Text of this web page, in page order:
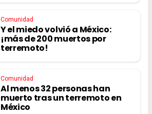
Comunidad
Y el miedo volvió a México:
¡más de 200 muertos por
terremoto!
Comunidad
Al menos 32 personas han
muerto tras un terremoto en
México